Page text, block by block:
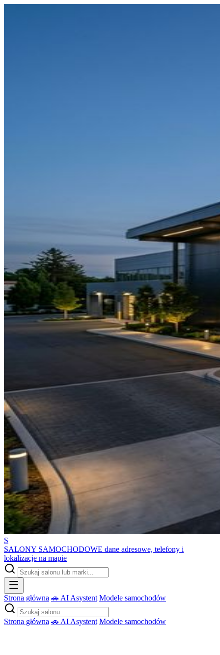
S
SALONY SAMOCHODOWE dane adresowe, telefony i
lokalizacje na mapie
Strona główna 🚗 AI Asystent Modele samochodów
Strona główna 🚗 AI Asystent Modele samochodów